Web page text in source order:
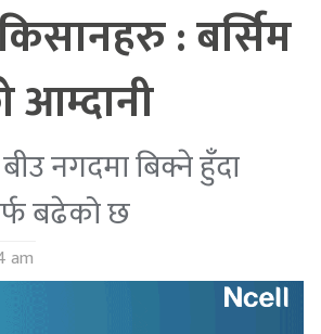
: बर्सिम
आम्दानी
नगदमा बिक्ने हुँदा
बढेको छ
am